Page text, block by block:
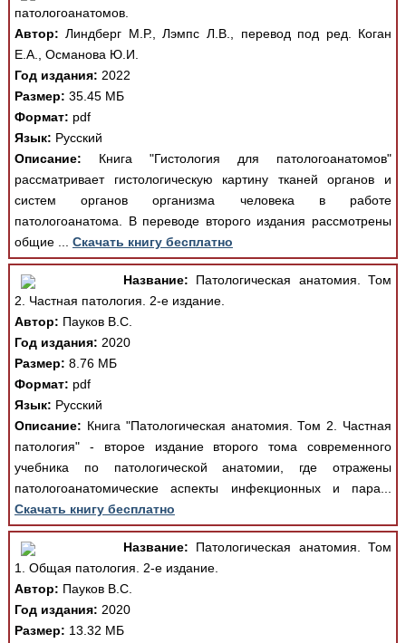
патологоанатомов.
Автор: Линдберг М.Р., Лэмпс Л.В., перевод под ред. Коган
Е.А., Османова Ю.И.
Год издания: 2022
Размер: 35.45 МБ
Формат: pdf
Язык: Русский
Описание: Книга "Гистология для патологоанатомов"
рассматривает гистологическую картину тканей органов и
систем органов организма человека в работе
патологоанатома. В переводе второго издания рассмотрены
общие ... Скачать книгу бесплатно
Название: Патологическая анатомия. Том
2. Частная патология. 2-е издание.
Автор: Пауков В.С.
Год издания: 2020
Размер: 8.76 МБ
Формат: pdf
Язык: Русский
Описание: Книга "Патологическая анатомия. Том 2. Частная
патология" - второе издание второго тома современного
учебника по патологической анатомии, где отражены
патологоанатомические аспекты инфекционных и пара...
Скачать книгу бесплатно
Название: Патологическая анатомия. Том
1. Общая патология. 2-е издание.
Автор: Пауков В.С.
Год издания: 2020
Размер: 13.32 МБ